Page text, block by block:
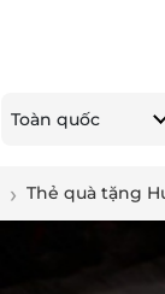
Toàn quốc
Thẻ quà tặng